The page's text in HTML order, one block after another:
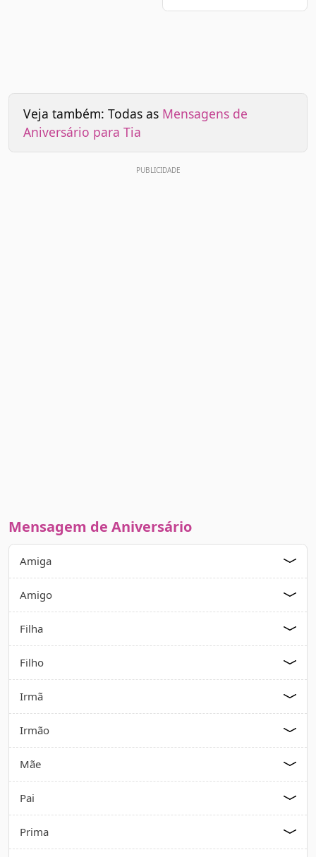
Veja também: Todas as Mensagens de
Aniversário para Tia
Mensagem de Aniversário
Amiga
Amigo
Filha
Filho
Irmã
Irmão
Mãe
Pai
Prima